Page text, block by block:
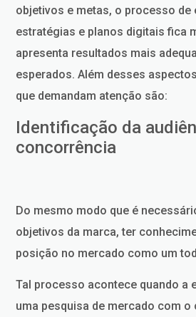
objetivos e metas, o processo de
estratégias e planos digitais fica
apresenta resultados mais
esperados. Além desses
que demandam atenção são:
Identificação da
concorrência
Do mesmo modo que é
objetivos da marca, ter
posição no mercado como um
Tal processo acontece quando a
uma pesquisa de mercado com o